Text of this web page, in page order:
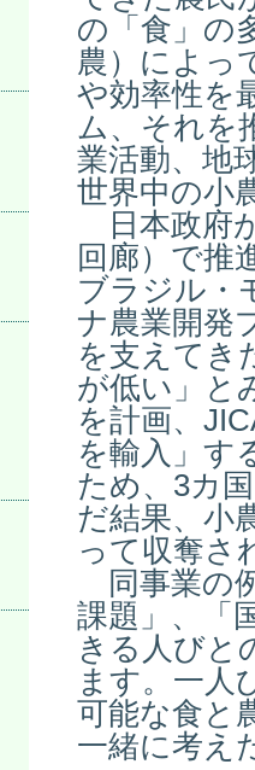
の「食」の
農）によっ
や効率性を
ム、それを
業活動、地
世界中の小
日本政府
回廊）で推
ブラジル・
ナ農業開発
を支えてき
が低い」と
を計画、
を輸入」す
ため、3カ
だ結果、小
って収奪さ
同事業の
課題」、「
きる人びと
ます。一人
可能な食と
一緒に考え